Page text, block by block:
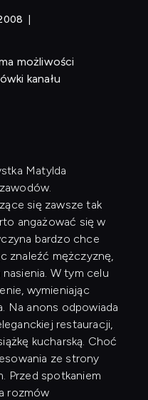
możliwości
kanału
Matylda
się zawsze tak
angażować się w
bardzo chce
znaleźć mężczyznę,
W tym celu
wymieniając
Na anons odpowiada
restauracji,
kucharską. Choć
ze strony
Przed spotkaniem
rozmów